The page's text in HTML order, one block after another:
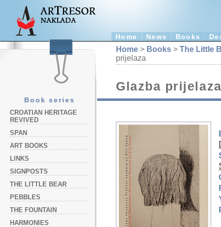
Home News Books
Book series
CROATIAN HERITAGE
REVIVED
SPAN
ART BOOKS
LINKS
SIGNPOSTS
THE LITTLE BEAR
PEBBLES
THE FOUNTAIN
HARMONIES
Home > Books > The Little
prijelaza
Glazba